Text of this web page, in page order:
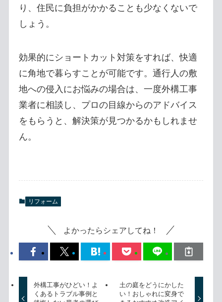
り、住民に負担がかかることも少なくないで
しょう。
効果的にショートカット対策をすれば、快適
に角地で暮らすことが可能です。通行人の敷
地への侵入にお悩みの場合は、一度外構工事
業者に相談し、プロの目線からのアドバイス
をもらうと、解決策が見つかるかもしれませ
ん。
リフォーム
よかったらシェアしてね！
外構工事がひどい！よ
くあるトラブル事例と
土の庭をどうにかした
い！おしゃれに変身で